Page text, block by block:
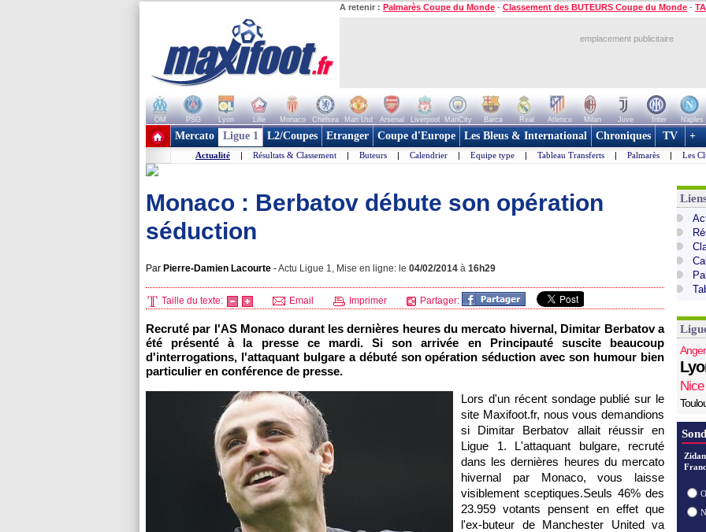
A retenir : Palmarès Coupe du Monde - Classement des BUTEURS Coupe du Monde -
emplacement publicitaire
OM PSG Lyon Lille Monaco Chelsea Man Utd Arsenal Liverpool ManCity Barca Real Atletico Milan Juve Inter Naples
+ de clubs
Mercato Ligue 1 L2/Coupes Etranger Coupe d'Europe Les Bleus & International Chroniques TV +
Actualité | Résultats & Classement | Buteurs | Calendrier | Equipe type | Tableau Transferts | Palmarès | Les
Monaco : Berbatov débute son opération
séduction
Par Pierre-Damien Lacourte -Actu Ligue 1, Mise en ligne: le 04/02/2014 à 16h29
Taille du texte: Email Imprimer Partager:
Recruté par l'AS Monaco durant les dernières heures du mercato hivernal, Dimitar Berbatov a
été présenté à la presse ce mardi. Si son arrivée en Principauté suscite beaucoup
d'interrogations, l'attaquant bulgare a débuté son opération séduction avec son humour bien
particulier en conférence de presse.
Lors d'un récent sondage publié sur le
site Maxifoot.fr, nous vous demandions
si Dimitar Berbatov allait réussir en
Ligue 1. L'attaquant bulgare, recruté
dans les dernières heures du mercato
hivernal par Monaco, vous laisse
visiblement sceptiques.Seuls 46% des
23.959 votants pensent en effet que
l'ex-buteur de Manchester United va
Nice